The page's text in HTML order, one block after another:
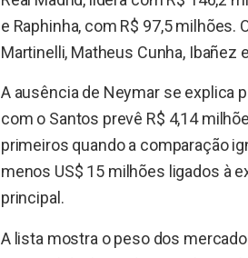
e Raphinha, com R$ 97,5 milhões.
Martinelli, Matheus Cunha, Ibañez
A ausência de Neymar se explica
com o Santos prevê R$ 4,14
primeiros quando a comparação
menos US$ 15 milhões ligados à
principal.
A lista mostra o peso dos